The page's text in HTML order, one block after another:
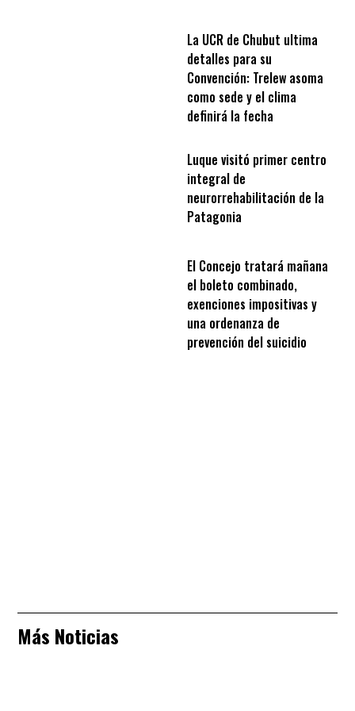
La UCR de Chubut ultima
detalles para su
Convención: Trelew asoma
como sede y el clima
definirá la fecha
Luque visitó primer centro
integral de
neurorrehabilitación de la
Patagonia
El Concejo tratará mañana
el boleto combinado,
exenciones impositivas y
una ordenanza de
prevención del suicidio
Más Noticias